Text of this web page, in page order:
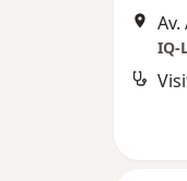
IQ-